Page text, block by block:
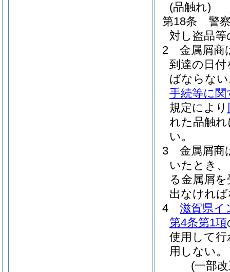
(品触れ)
第18条
警
対し盗品
2
金属屑商
到達の日
ばならな
手続等に関
規定により
れた品触
い。
3
金属屑商
いたとき
る金属屑
出なけれ
4
滋賀県イ
第4条第1項
使用して
用しない。
(一部